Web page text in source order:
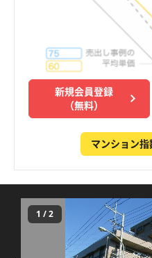
新規会員登録
（無料）
マンション
1 /2